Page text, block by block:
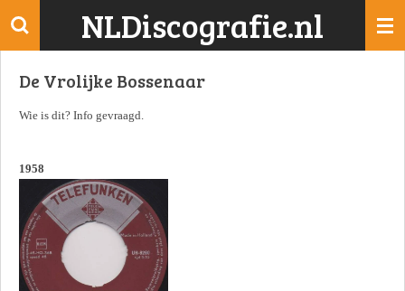
Ga
de
NLDiscografie.nl
De Vrolijke Bossenaar
Wie is dit? Info gevraagd.
1958